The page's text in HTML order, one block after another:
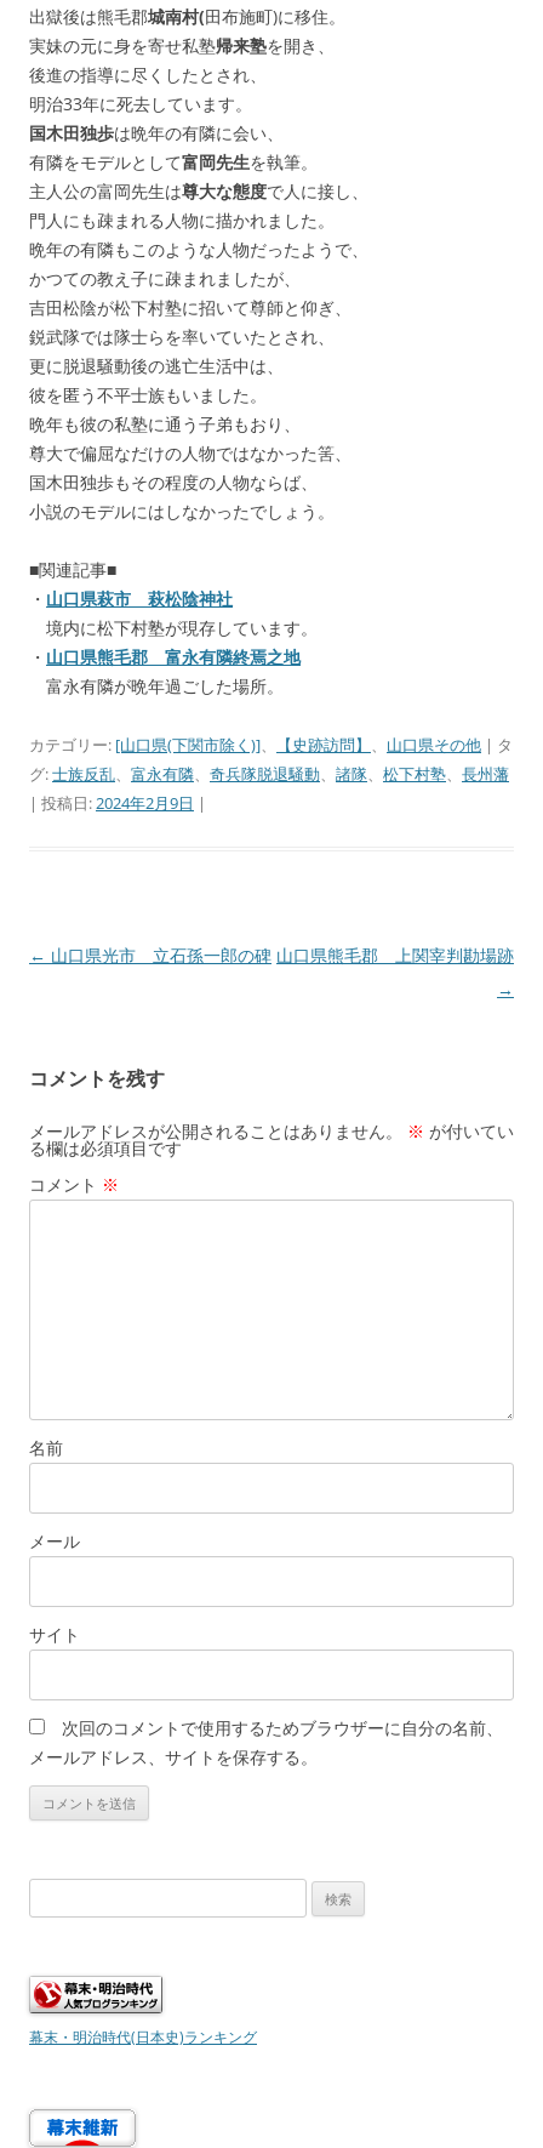
出獄後は熊毛郡城南村(田布施町)に移住。
実妹の元に身を寄せ私塾帰来塾を開き、
後進の指導に尽くしたとされ、
明治33年に死去しています。
国木田独歩は晩年の有隣に会い、
有隣をモデルとして富岡先生を執筆。
主人公の富岡先生は尊大な態度で人に接し、
門人にも疎まれる人物に描かれました。
晩年の有隣もこのような人物だったようで、
かつての教え子に疎まれましたが、
吉田松陰が松下村塾に招いて尊師と仰ぎ、
鋭武隊では隊士らを率いていたとされ、
更に脱退騒動後の逃亡生活中は、
彼を匿う不平士族もいました。
晩年も彼の私塾に通う子弟もおり、
尊大で偏屈なだけの人物ではなかった筈、
国木田独歩もその程度の人物ならば、
小説のモデルにはしなかったでしょう。
■関連記事■
・ 山口県萩市 萩松陰神社
境内に松下村塾が現存しています。
・ 山口県熊毛郡 富永有隣終焉之地
富永有隣が晩年過ごした場所。
カテゴリー: [山口県(下関市除く)]、 【史跡訪問】 、 山口県その他 | タ
グ:士族反乱、 富永有隣、 奇兵隊脱退騒動、 諸隊、 松下村塾、 長州藩
| 投稿日:2024年2月9日 |
投
ゲ
ー
シ
ョ
← 山口県光市 立石孫一郎の碑 山口県熊毛郡 上関宰判勘場跡
→
コメントを残す
メールアドレスが公開されることはありません。 ※ が付いてい
る欄は必須項目です
コメント ※
名前
メール
サイト
次回のコメントで使用するためブラウザーに自分の名前、
メールアドレス、サイトを保存する。
索:
幕末・明治時代(日本史)ランキング